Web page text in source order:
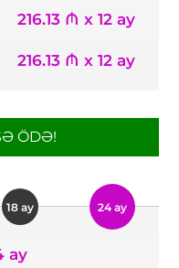
216.13 ₼ x 12 ay
216.13 ₼ x 12 ay
ÖDƏ!
18 ay 24 ay
ay